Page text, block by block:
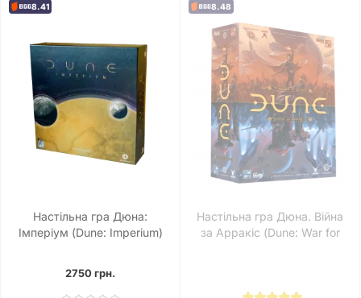
8.41
Настільна гра Дюна:
Імперіум (Dune: Imperium)
2750 грн.
8.48
Настільна гра Дюна. Війна
за Арракіс (Dune: War for